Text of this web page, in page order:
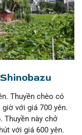
Thuyền chèo có
với giá 700 yên.
Thuyền này chở
với giá 600 yên.